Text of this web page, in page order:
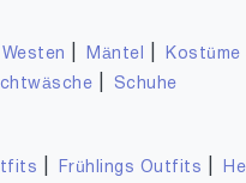
Mäntel Kostüme
Schuhe
Frühlings Outfits